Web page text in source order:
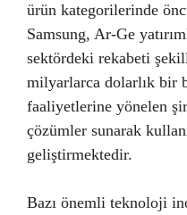
ürün kategorilerinde
Samsung, Ar-Ge
sektördeki rekabeti
milyarlarca dolarlık bir
faaliyetlerine yönelen
çözümler sunarak
geliştirmektedir.
Bazı önemli teknoloji